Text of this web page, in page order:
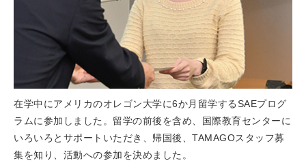
在学中にアメリカのオレゴン大学に6か月留学するSAEプログ
ラムに参加しました。留学の前後を含め、国際教育センターに
いろいろとサポートいただき、帰国後、TAMAGOスタッフ募
集を知り、活動への参加を決めました。